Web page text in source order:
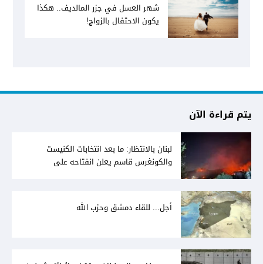
شهر العسل في جزر المالديف.. هكذا
يكون الاحتفال بالزواج!
يتم قراءة الآن
لبنان بالانتظار: ما بعد انتخابات الكنيست
والكونغرس قاسم يعلن انفتاحه على
أجل... للقاء دمشق وحزب الله